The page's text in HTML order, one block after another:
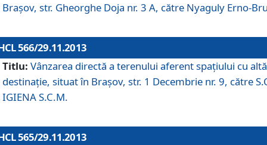
Braşov, str. Gheorghe Doja nr. 3 A, către Nyaguly Erno-
566/29.11.2013
Titlu: Vânzarea directă a terenului aferent spaţiului cu altă
destinaţie, situat în Braşov, str. 1 Decembrie nr. 9, către
IGIENA S.C.M.
565/29.11.2013